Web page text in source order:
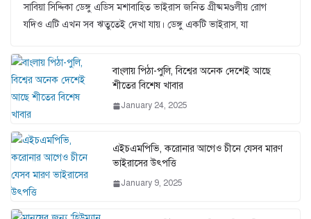
সাবিয়া সিদ্দিকা ডেঙ্গু এডিস মশাবাহিত ভাইরাস জনিত গ্রীষ্মমণ্ডলীয় রোগ
যদিও এটি এখন সব ঋতুতেই দেখা যায়। ডেঙ্গু একটি ভাইরাস, যা
বাংলায় পিঠা-পুলি, বিশ্বের অনেক দেশেই আছে
শীতের বিশেষ খাবার
January 24, 2025
এইচএমপিভি, করোনার আগেও চীনে যেসব মারণ
ভাইরাসের উৎপত্তি
January 9, 2025